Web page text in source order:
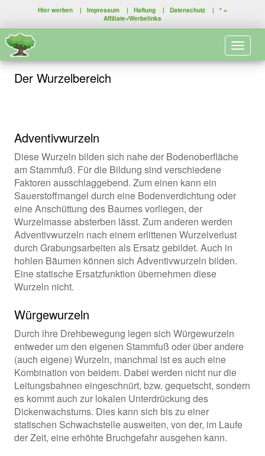
Hier werben | Impressum | Haftung | Datenschutz | * =
Affiliate-/Werbelinks
Der Wurzelbereich
Adventivwurzeln
Diese Wurzeln bilden sich nahe der Bodenoberfläche
am Stammfuß. Für die Bildung sind verschiedene
Faktoren ausschlaggebend. Zum einen kann ein
Sauerstoffmangel durch eine Bodenverdichtung oder
eine Anschüttung des Baumes vorliegen, der
Wurzelmasse absterben lässt. Zum anderen werden
Adventivwurzeln nach einem erlittenen Wurzelverlust
durch Grabungsarbeiten als Ersatz gebildet. Auch in
hohlen Bäumen können sich Adventivwurzeln bilden.
Eine statische Ersatzfunktion übernehmen diese
Wurzeln nicht.
Würgewurzeln
Durch ihre Drehbewegung legen sich Würgewurzeln
entweder um den eigenen Stammfuß oder über andere
(auch eigene) Wurzeln, manchmal ist es auch eine
Kombination von beidem. Dabei werden nicht nur die
Leitungsbahnen eingeschnürt, bzw. gequetscht, sondern
es kommt auch zur lokalen Unterdrückung des
Dickenwachstums. Dies kann sich bis zu einer
statischen Schwachstelle ausweiten, von der, im Laufe
der Zeit, eine erhöhte Bruchgefahr ausgehen kann.